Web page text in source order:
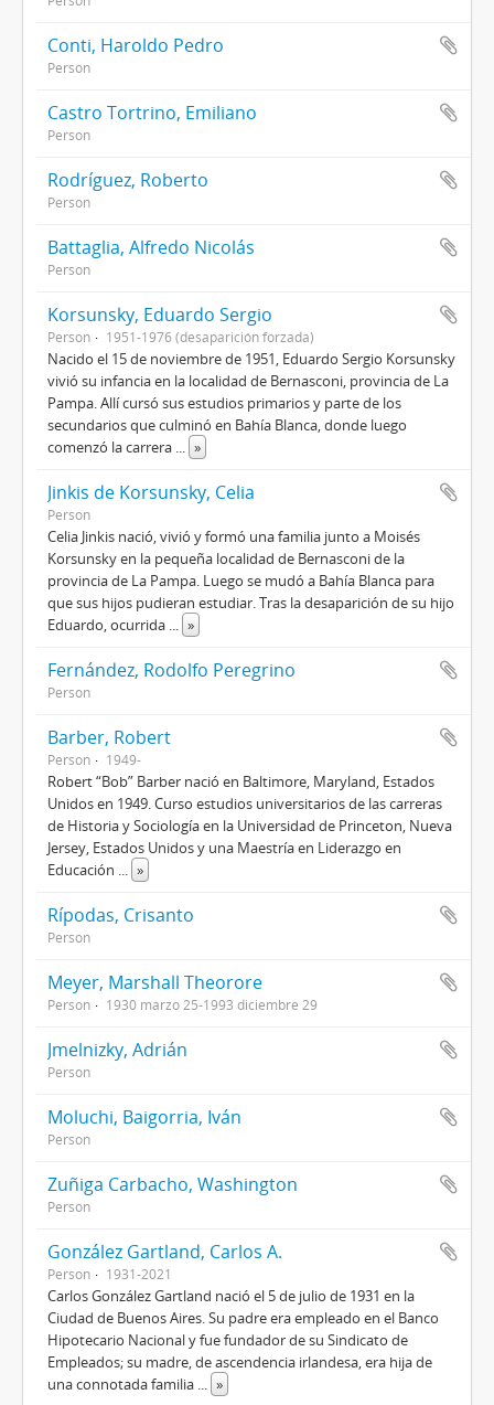
Conti, Haroldo Pedro
Person
Castro Tortrino, Emiliano
Person
Rodríguez, Roberto
Person
Battaglia, Alfredo Nicolás
Person
Korsunsky, Eduardo Sergio
Person 1951-1976 (desaparición forzada)
Nacido el 15 de noviembre de 1951, Eduardo Sergio Korsunsky
vivió su infancia en la localidad de Bernasconi, provincia de La
Pampa. Allí cursó sus estudios primarios y parte de los
secundarios que culminó en Bahía Blanca, donde luego
comenzó la carrera ... »
Jinkis de Korsunsky, Celia
Person
Celia Jinkis nació, vivió y formó una familia junto a Moisés
Korsunsky en la pequeña localidad de Bernasconi de la
provincia de La Pampa. Luego se mudó a Bahía Blanca para
que sus hijos pudieran estudiar. Tras la desaparición de su hijo
Eduardo, ocurrida ... »
Fernández, Rodolfo Peregrino
Person
Barber, Robert
Person 1949-
Robert “Bob” Barber nació en Baltimore, Maryland, Estados
Unidos en 1949. Curso estudios universitarios de las carreras
de Historia y Sociología en la Universidad de Princeton, Nueva
Jersey, Estados Unidos y una Maestría en Liderazgo en
Educación ... »
Rípodas, Crisanto
Person
Meyer, Marshall Theorore
Person 1930 marzo 25-1993 diciembre 29
Jmelnizky, Adrián
Person
Moluchi, Baigorria, Iván
Person
Zuñiga Carbacho, Washington
Person
González Gartland, Carlos A.
Person 1931-2021
Carlos González Gartland nació el 5 de julio de 1931 en la
Ciudad de Buenos Aires. Su padre era empleado en el Banco
Hipotecario Nacional y fue fundador de su Sindicato de
Empleados; su madre, de ascendencia irlandesa, era hija de
una connotada familia ... »